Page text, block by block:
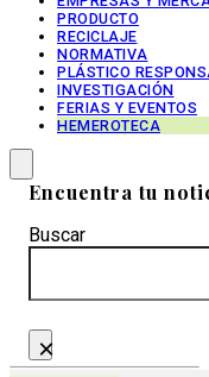
PRODUCTO
RECICLAJE
NORMATIVA
PLÁSTICO
INVESTIGACIÓN
FERIAS Y EVENTOS
HEMEROTECA
Encuentra tu
Buscar
×